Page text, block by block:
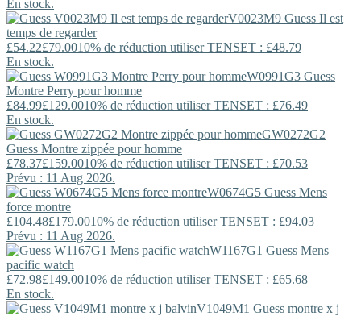
En stock.
V0023M9 Guess Il est
temps de regarder
£54.22£79.0010% de réduction utiliser TENSET : £48.79
En stock.
W0991G3 Guess
Montre Perry pour homme
£84.99£129.0010% de réduction utiliser TENSET : £76.49
En stock.
GW0272G2
Guess Montre zippée pour homme
£78.37£159.0010% de réduction utiliser TENSET : £70.53
Prévu : 11 Aug 2026.
W0674G5 Guess Mens
force montre
£104.48£179.0010% de réduction utiliser TENSET : £94.03
Prévu : 11 Aug 2026.
W1167G1 Guess Mens
pacific watch
£72.98£149.0010% de réduction utiliser TENSET : £65.68
En stock.
V1049M1 Guess montre x j